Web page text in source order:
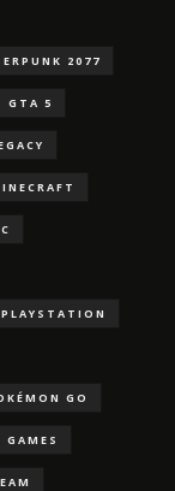
2077
GTA 5
PLAYSTATION
GO
GAMES